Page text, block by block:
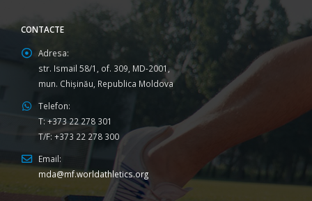
CONTACTE
Adresa:
str. Ismail 58/1, of. 309, MD-2001,
mun. Chişinău, Republica Moldova
Telefon:
T: +373 22 278 301
T/F: +373 22 278 300
Email:
mda@mf.worldathletics.org